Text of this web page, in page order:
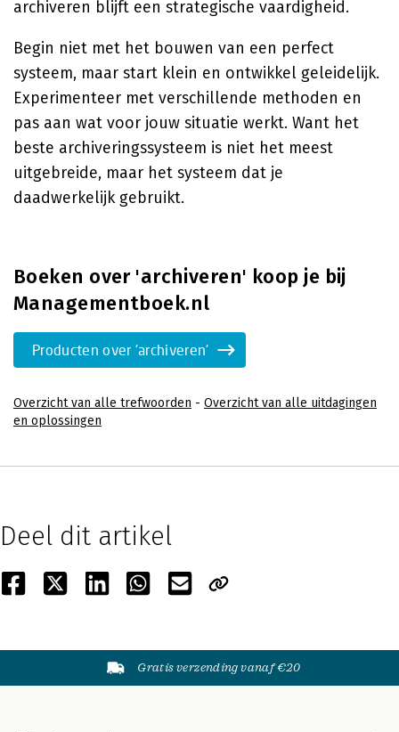
archiveren blijft een strategische vaardigheid.
Begin niet met het bouwen van een perfect
systeem, maar start klein en ontwikkel geleidelijk.
Experimenteer met verschillende methoden en
pas aan wat voor jouw situatie werkt. Want het
beste archiveringssysteem is niet het meest
uitgebreide, maar het systeem dat je
daadwerkelijk gebruikt.
Boeken over 'archiveren' koop je bij
Managementboek.nl
Producten over 'archiveren'
Overzicht van alle trefwoorden - Overzicht van alle uitdagingen
en oplossingen
Deel dit artikel
Gratis verzending vanaf €20